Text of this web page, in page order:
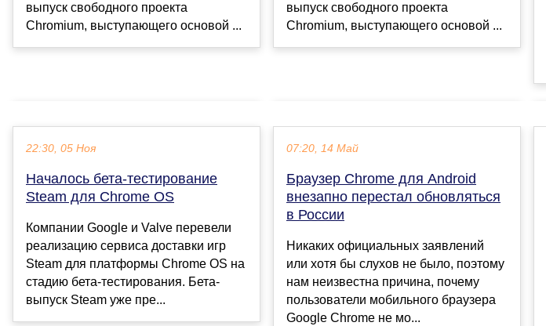
выпуск свободного проекта
Chromium, выступающего основой ...
выпуск свободного проекта
Chromium, выступающего основой ...
22:30, 05 Ноя
Началось бета-тестирование
Steam для Chrome OS
Компании Google и Valve перевели
реализацию сервиса доставки игр
Steam для платформы Chrome OS на
стадию бета-тестирования. Бета-
выпуск Steam уже пре...
07:20, 14 Май
Браузер Chrome для Android
внезапно перестал обновляться
в России
Никаких официальных заявлений
или хотя бы слухов не было, поэтому
нам неизвестна причина, почему
пользователи мобильного браузера
Google Chrome не мо...